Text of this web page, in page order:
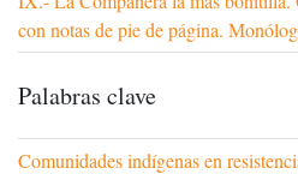
con notas de pie de página.
Palabras clave
Comunidades indígenas en